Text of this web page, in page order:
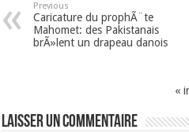
Previous
Caricature du prophÃ¨te
Mahomet: des Pakistanais
brÃ»lent un drapeau danois
«
Laisser un commentaire